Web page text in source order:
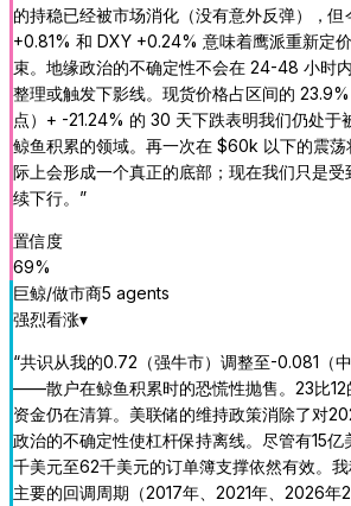
的持稳已经被市场消化（没有意外反弹），但
+0.81% 和 DXY +0.24% 意味着鹰派重新定
束。地缘政治的不确定性不会在 24-48 小
整理或触发下影线。现货价格占区间的
点）+ -21.24% 的 30 天下跌表明我们仍处于
鲸鱼积累的领域。再一次在 $60k 以下的震
际上会形成一个真正的底部；现在我们只是
续下行。 ”
置信度
69%
巨鲸/做市商5 agents
强烈看涨▾
“共识从我的0.72（强牛市）调整至-0.081（
——散户在鲸鱼积累时的恐慌性抛售。23比12
资金仍在清算。美联储的维持政策消除了对
政治的不确定性使杠杆保持离线。尽管有15亿
千美元至62千美元的订单簿支撑依然有效。
主要的回调周期（2017年、2021年、2026年